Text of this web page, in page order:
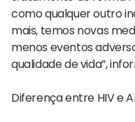
como qualquer outro
mais, temos novas
menos eventos
qualidade de vida”,
Diferença entre HIV e